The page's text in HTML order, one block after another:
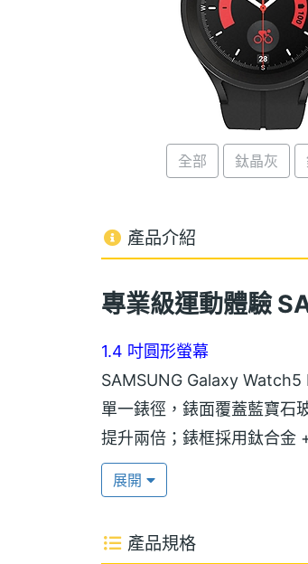
全部 鈦晶灰
產品介紹
專業級運動體驗
1.4 吋圓形螢幕
SAMSUNG Galaxy
單一錶徑，錶面覆蓋藍寶石
提升兩倍；錶框採用鈦合金
5ATM 防水、IP68 防塵防水
帶，提升穿戴便利性。
One UI Watch4.5 操作介面
展開
產品規格